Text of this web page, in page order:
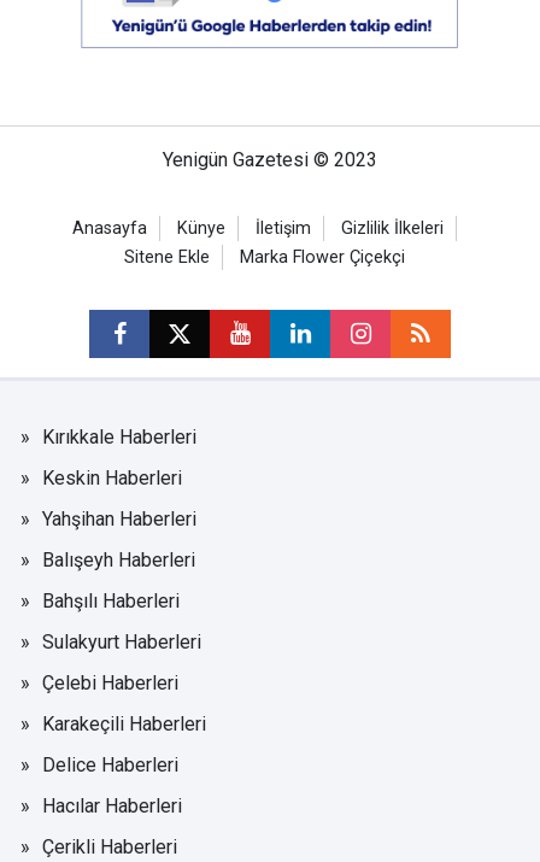
Yenigün Gazetesi © 2023
Anasayfa Künye İletişim
Gizlilik İlkeleri
Sitene Ekle
Marka Flower Çiçekçi
Kırıkkale Haberleri
Keskin Haberleri
Yahşihan Haberleri
Balışeyh Haberleri
Bahşılı Haberleri
Sulakyurt Haberleri
Çelebi Haberleri
Karakeçili Haberleri
Delice Haberleri
Hacılar Haberleri
Çerikli Haberleri